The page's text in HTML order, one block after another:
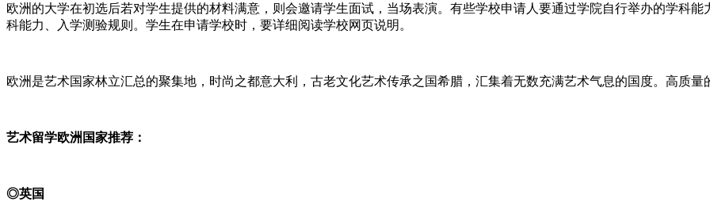
欧洲的大学在初选后若对学生提供的材料满意，则会邀请学生面试，当场表演。有些学校申请人要通过学院自行举办的学科
科能力、入学测验规则。学生在申请学校时，要详细阅读学校网页说明。
欧洲是艺术国家林立汇总的聚集地，时尚之都意大利，古老文化艺术传承之国希腊，汇集着无数充满艺术气息的国度。高质
艺术留学欧洲国家推荐：
◎英国